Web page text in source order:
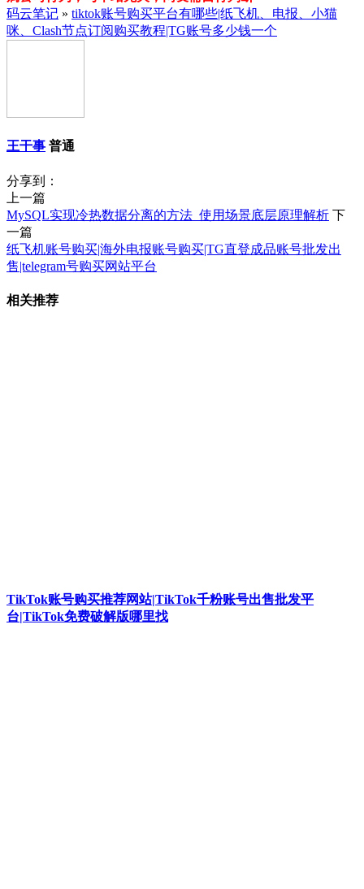
码云笔记 » tiktok账号购买平台有哪些|纸飞机、电报、小猫
咪、Clash节点订阅购买教程|TG账号多少钱一个
王干事 普通
分享到：
上一篇
MySQL实现冷热数据分离的方法_使用场景底层原理解析 下
一篇
纸飞机账号购买|海外电报账号购买|TG直登成品账号批发出
售|telegram号购买网站平台
相关推荐
TikTok账号购买推荐网站|TikTok千粉账号出售批发平
台|TikTok免费破解版哪里找